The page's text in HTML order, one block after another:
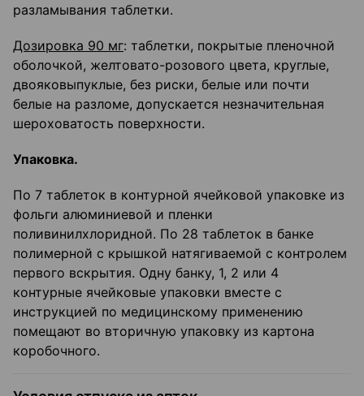
разламывания таблетки.
Дозировка 90 мг: таблетки, покрытые пленочной
оболочкой, желтовато-розового цвета, круглые,
двояковыпуклые, без риски, белые или почти
белые на разломе, допускается незначительная
шероховатость поверхности.
Упаковка.
По 7 таблеток в контурной ячейковой упаковке из
фольги алюминиевой и пленки
поливинилхлоридной. По 28 таблеток в банке
полимерной с крышкой натягиваемой с контролем
первого вскрытия. Одну банку, 1, 2 или 4
контурные ячейковые упаковки вместе с
инструкцией по медицинскому применению
помещают во вторичную упаковку из картона
коробочного.